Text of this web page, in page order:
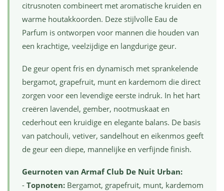
citrusnoten combineert met aromatische kruiden en
warme houtakkoorden. Deze stijlvolle Eau de
Parfum is ontworpen voor mannen die houden van
een krachtige, veelzijdige en langdurige geur.
De geur opent fris en dynamisch met sprankelende
bergamot, grapefruit, munt en kardemom die direct
zorgen voor een levendige eerste indruk. In het hart
creëren lavendel, gember, nootmuskaat en
cederhout een kruidige en elegante balans. De basis
van patchouli, vetiver, sandelhout en eikenmos geeft
de geur een diepe, mannelijke en verfijnde finish.
Geurnoten van Armaf Club De Nuit Urban:
- Topnoten: Bergamot, grapefruit, munt, kardemom